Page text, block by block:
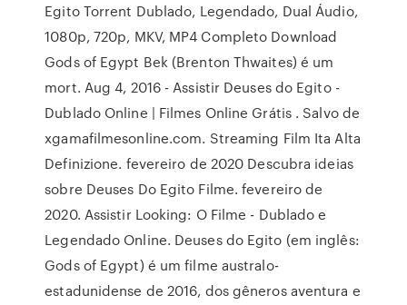
Egito Torrent Dublado, Legendado, Dual Áudio,
1080p, 720p, MKV, MP4 Completo Download
Gods of Egypt Bek (Brenton Thwaites) é um
mort. Aug 4, 2016 - Assistir Deuses do Egito -
Dublado Online | Filmes Online Grátis . Salvo de
xgamafilmesonline.com. Streaming Film Ita Alta
Definizione. fevereiro de 2020 Descubra ideias
sobre Deuses Do Egito Filme. fevereiro de
2020. Assistir Looking: O Filme - Dublado e
Legendado Online. Deuses do Egito (em inglês:
Gods of Egypt) é um filme australo-
estadunidense de 2016, dos gêneros aventura e